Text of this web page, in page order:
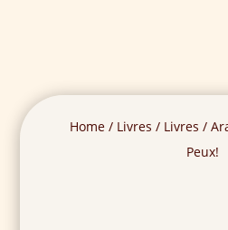
Home/ Livres / Livres /
Peux!